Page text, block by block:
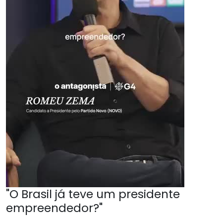
"O Brasil já teve um presidente
empreendedor?"